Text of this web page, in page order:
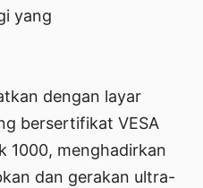
yang
dengan layar
bersertifikat VESA
1000, menghadirkan
dan gerakan ultra-